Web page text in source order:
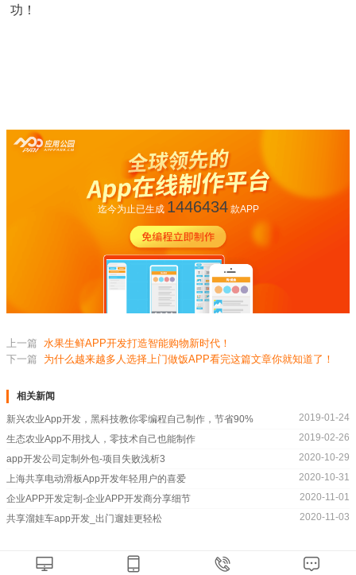
功！
迄今为止已生成 1446434款APP
上一篇 水果生鲜APP开发打造智能购物新时代！
下一篇
为什么越来越多人选择上门做饭APP看完这篇文章你就知道了！
相关新闻
新兴农业App开发，黑科技教你零编程自己制作，节省90%
2019-01-24
生态农业App不用找人，零技术自己也能制作
2019-02-26
app开发公司定制外包-项目失败浅析3
2020-10-29
上海共享电动滑板App开发年轻用户的喜爱
2020-10-31
企业APP开发定制-企业APP开发商分享细节
2020-11-01
共享溜娃车app开发_出门遛娃更轻松
2020-11-03